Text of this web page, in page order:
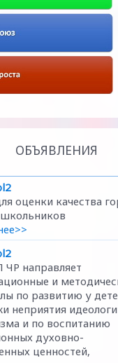
ОБЪЯВЛЕНИЯ